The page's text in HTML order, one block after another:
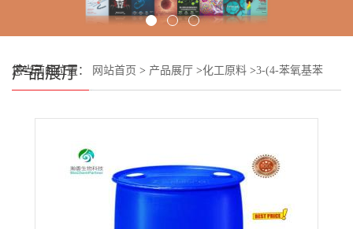
产品展厅
您当前的位置： 网站首页 > 产品展厅 >化工原料 >3-(4-苯氧基苯